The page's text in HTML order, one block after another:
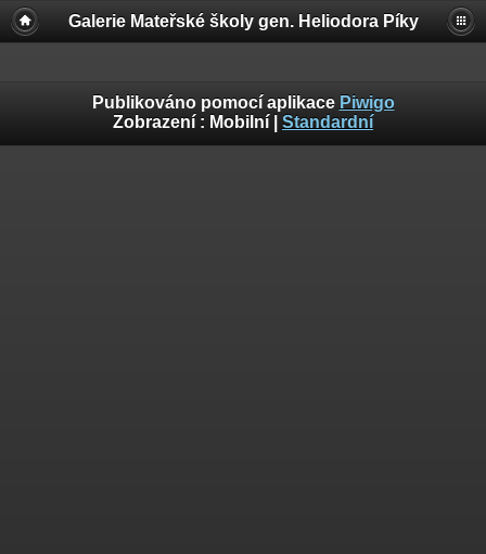
Galerie Mateřské školy gen. Heliodora Pí­ky
Publikováno pomocí aplikace Piwigo
Zobrazení : Mobilní Standardní